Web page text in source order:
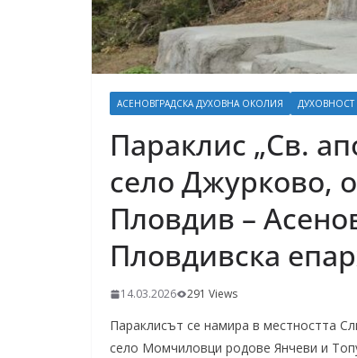
АСЕНОВГРАДСКА ДУХОВНА ОКОЛИЯ ДУХОВНОСТ
Параклис „Св.
село Джурково,
Пловдив –
Пловдивска
14.03.2026 291 Views
Параклисът се намира в местността
село Момчиловци родове Янчеви и